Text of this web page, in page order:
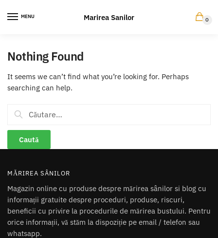
MENU Marirea Sanilor 0
Nothing Found
It seems we can’t find what you’re looking for. Perhaps
searching can help.
Caută
după:
MĂRIREA SÂNILOR
Magazin online cu produse despre mărirea sânilor si blog cu
informații gratuite despre proceduri, produse, riscuri,
beneficii cu privire la procedurile de mărirea bustului. Pentru
orice informații, vă stăm la dispoziție pe email / telefon sau
whatsapp.